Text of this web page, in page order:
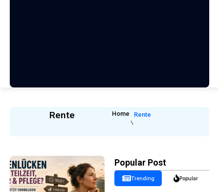
Rente Home Rente
Popular Post
Trending Popular